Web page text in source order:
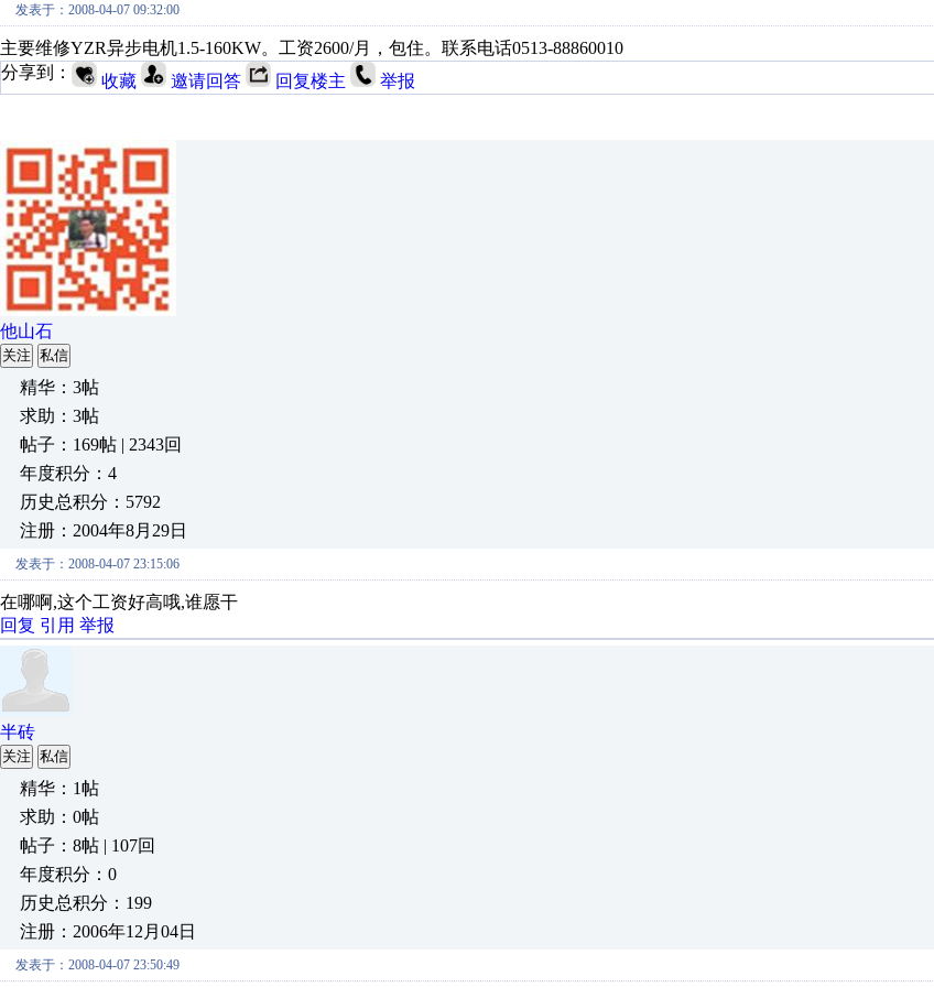
发表于：2008-04-07 09:32:00
主要维修YZR异步电机1.5-160KW。工资2600/月，包住。联系电话0513-88860010
分享到：
收藏 邀请回答 回复楼主 举报
他山石
关注 私信
精华：3帖
求助：3帖
帖子：169帖 | 2343回
年度积分：4
历史总积分：5792
注册：2004年8月29日
发表于：2008-04-07 23:15:06
在哪啊,这个工资好高哦,谁愿干
回复 引用 举报
半砖
关注 私信
精华：1帖
求助：0帖
帖子：8帖 | 107回
年度积分：0
历史总积分：199
注册：2006年12月04日
发表于：2008-04-07 23:50:49